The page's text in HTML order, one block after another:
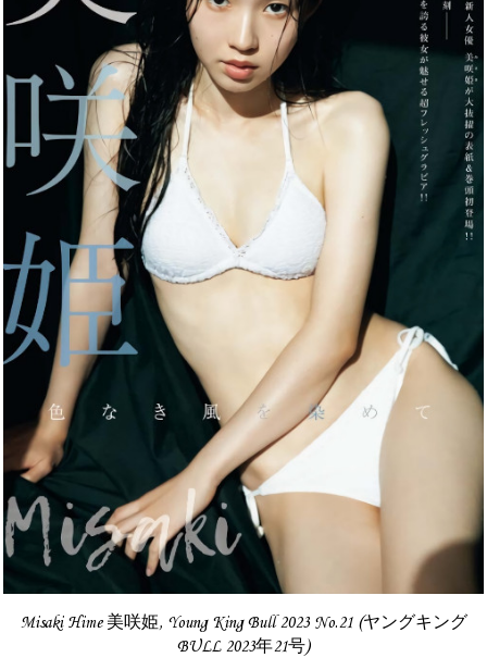
Misaki Hime 美咲姫, Young King Bull 2023 No.21 (ヤングキング
BULL 2023年21号)